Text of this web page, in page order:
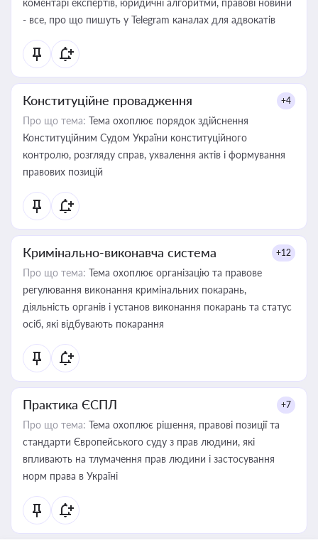
коментарі експертів, юридичні алгоритми, правові новини
- все, про що пишуть у Telegram каналах для адвокатів
Конституційне провадження +4
Про що тема: Тема охоплює порядок здійснення
Конституційним Судом України конституційного
контролю, розгляду справ, ухвалення актів і формування
правових позицій
Кримінально-виконавча система +12
Про що тема: Тема охоплює організацію та правове
регулювання виконання кримінальних покарань,
діяльність органів і установ виконання покарань та статус
осіб, які відбувають покарання
Практика ЄСПЛ +7
Про що тема: Тема охоплює рішення, правові позиції та
стандарти Європейського суду з прав людини, які
впливають на тлумачення прав людини і застосування
норм права в Україні